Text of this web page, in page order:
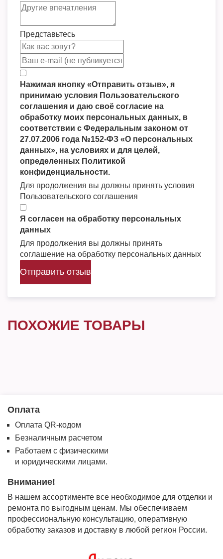
Представьтесь
Нажимая кнопку «Отправить отзыв», я
принимаю условия Пользовательского
соглашения и даю своё согласие на
обработку моих персональных данных, в
соответствии с Федеральным законом от
27.07.2006 года №152-ФЗ «О персональных
данных», на условиях и для целей,
определенных Политикой
конфиденциальности.
Для продолжения вы должны принять условия
Пользовательского соглашения
Я согласен на обработку персональных
данных
Для продолжения вы должны принять
соглашение на обработку персональных данных
Отправить отзыв
ПОХОЖИЕ ТОВАРЫ
Оплата
Оплата QR-кодом
Безналичным расчетом
Работаем с физическими
и юридическими лицами.
Внимание!
В нашем ассортименте все необходимое для отделки и
ремонта по выгодным ценам. Мы обеспечиваем
профессиональную консультацию, оперативную
обработку заказов и доставку в любой регион России.